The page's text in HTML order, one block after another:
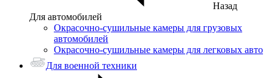
Назад
Для автомобилей
Окрасочно-сушильные камеры для грузовых
автомобилей
Окрасочно-сушильные камеры для легковых авто
Для военной техники